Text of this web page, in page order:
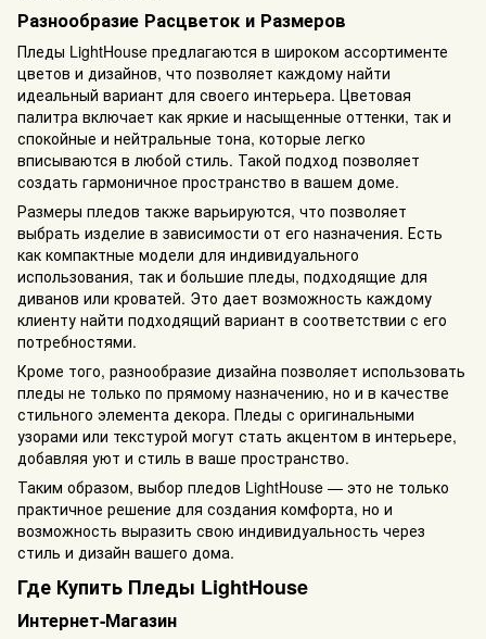
Разнообразие Расцветок и Размеров
Пледы LightHouse предлагаются в широком ассортименте
цветов и дизайнов, что позволяет каждому найти
идеальный вариант для своего интерьера. Цветовая
палитра включает как яркие и насыщенные оттенки, так и
спокойные и нейтральные тона, которые легко
вписываются в любой стиль. Такой подход позволяет
создать гармоничное пространство в вашем доме.
Размеры пледов также варьируются, что позволяет
выбрать изделие в зависимости от его назначения. Есть
как компактные модели для индивидуального
использования, так и большие пледы, подходящие для
диванов или кроватей. Это дает возможность каждому
клиенту найти подходящий вариант в соответствии с его
потребностями.
Кроме того, разнообразие дизайна позволяет использовать
пледы не только по прямому назначению, но и в качестве
стильного элемента декора. Пледы с оригинальными
узорами или текстурой могут стать акцентом в интерьере,
добавляя уют и стиль в ваше пространство.
Таким образом, выбор пледов LightHouse — это не только
практичное решение для создания комфорта, но и
возможность выразить свою индивидуальность через
стиль и дизайн вашего дома.
Где Купить Пледы LightHouse
Интернет-Магазин